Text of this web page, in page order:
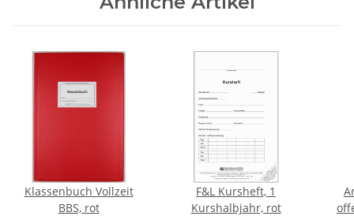
Klassenbuch Vollzeit
BBS, rot
F&L Kursheft, 1
Kurshalbjahr, rot